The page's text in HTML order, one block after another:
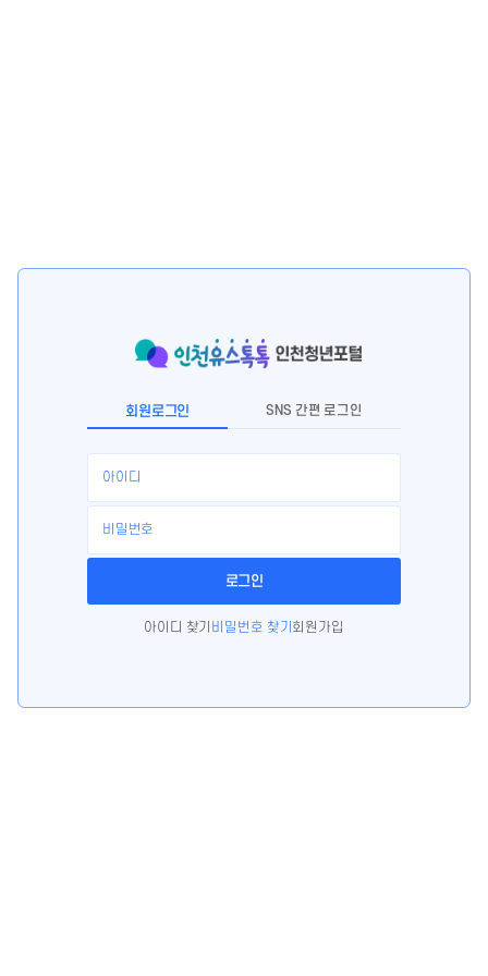
회원로그인 SNS 간편 로그인
아이디 찾기 비밀번호 찾기 회원가입